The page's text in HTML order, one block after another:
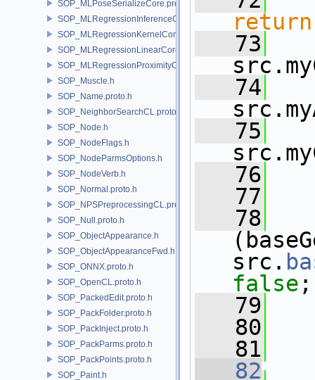
SOP_MLPoseSerializeCore.proto.h
SOP_MLRegressionInferenceCore.proto.h
SOP_MLRegressionKernelCore.proto.h
SOP_MLRegressionLinearCore.proto.h
SOP_MLRegressionProximityCore.proto.h
SOP_Muscle.h
SOP_Name.proto.h
SOP_NeighborSearchCL.proto.h
SOP_Node.h
SOP_NodeFlags.h
SOP_NodeParmsOptions.h
SOP_NodeVerb.h
SOP_Normal.proto.h
SOP_NPSPreprocessingCL.proto.h
SOP_Null.proto.h
SOP_ObjectAppearance.h
SOP_ObjectAppearanceFwd.h
SOP_ONNX.proto.h
SOP_OpenCL.proto.h
SOP_PackedEdit.proto.h
SOP_PackFolder.proto.h
SOP_PackInject.proto.h
SOP_PackParms.proto.h
SOP_PackPoints.proto.h
SOP_Paint.h
return
   73
   74
   75
   76
   77
   78
src.
false ;
   79
   80
   81
   82